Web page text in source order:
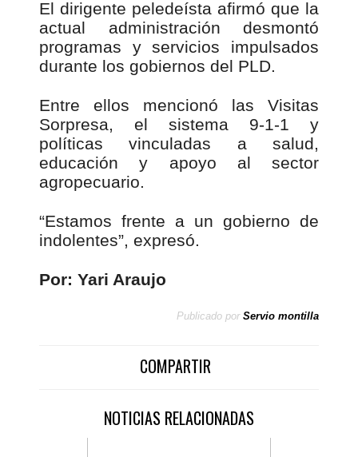
El dirigente peledeísta afirmó que la
actual administración desmontó
programas y servicios impulsados
durante los gobiernos del PLD.
Entre ellos mencionó las Visitas
Sorpresa, el sistema 9-1-1 y
políticas vinculadas a salud,
educación y apoyo al sector
agropecuario.
“Estamos frente a un gobierno de
indolentes”, expresó.
Por: Yari Araujo
Publicado por Servio montilla
COMPARTIR
NOTICIAS RELACIONADAS